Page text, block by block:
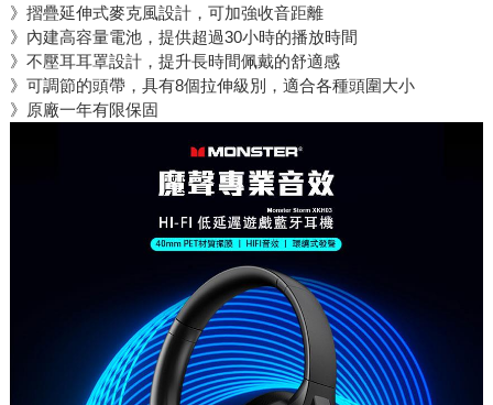
》摺疊延伸式麥克風設計，可加強收音距離
》內建高容量電池，提供超過30小時的播放時間
》不壓耳耳罩設計，提升長時間佩戴的舒適感
》可調節的頭帶，具有8個拉伸級別，適合各種頭圍大小
》原廠一年有限保固